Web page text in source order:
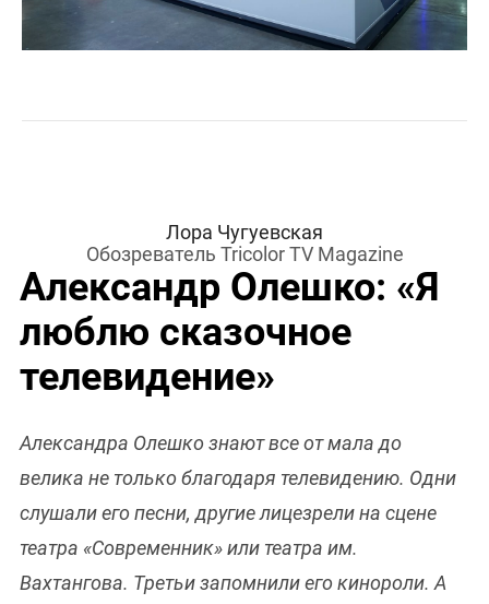
Лора Чугуевская
Обозреватель Tricolor TV Magazine
Александр Олешко: «Я
люблю сказочное
телевидение»
Александра Олешко знают все от мала до
велика не только благодаря телевидению. Одни
слушали его песни, другие лицезрели на сцене
театра «Современник» или театра им.
Вахтангова. Третьи запомнили его кинороли. А